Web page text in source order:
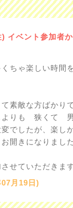
イベント参加者か
ちゃ楽しい時間
素敵な方ばかり
りも 狭くて 男
でしたが、楽し
開きになりました
せていただきま
月19日)